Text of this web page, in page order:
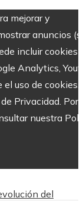
mejorar y
anuncios
incluir cookies
Analytics,
uso de cookies.
Privacidad. Por
nuestra
del